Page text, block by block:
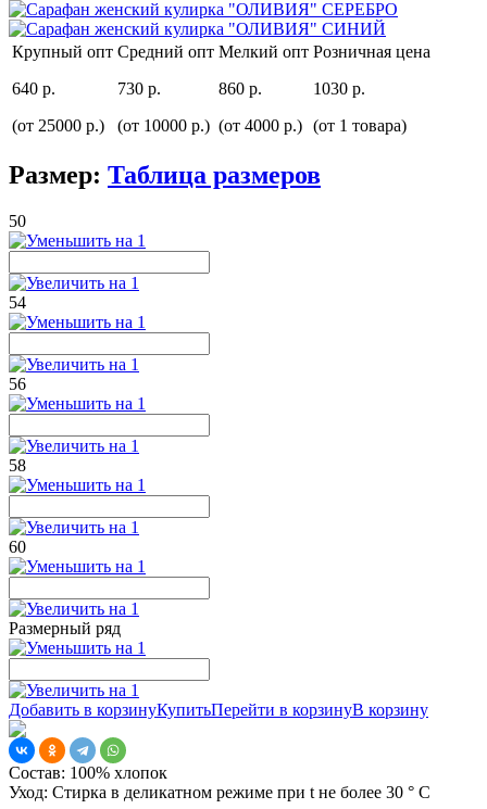
Крупный опт
640 р.
(от 25000 р.)
Средний опт
730 р.
(от 10000 р.)
Мелкий опт
860 р.
(от 4000 р.)
Розничная цена
1030 р.
(от 1 товара)
Размер: Таблица размеров
50
54
56
58
60
Размерный ряд
Добавить в корзинуКупитьПерейти в корзинуВ корзину
Состав: 100% хлопок
Уход: Стирка в деликатном режиме при t не более 30 ° С